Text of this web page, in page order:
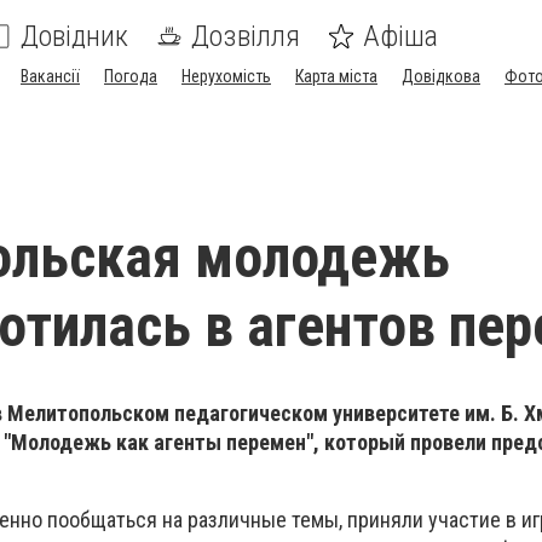
Довідник Дозвілля Афіша
Вакансії Погода Нерухомість Карта міста Довідкова
молодежь
в агентов
педагогическом университете им. Б.
как агенты перемен", который провели
пообщаться на различные темы, приняли участие в